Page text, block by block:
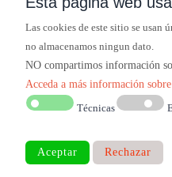
Las cookies de este sitio se usan
no almacenamos ningun dato.
NO compartimos información
Acceda a más información
Técnicas
custodia